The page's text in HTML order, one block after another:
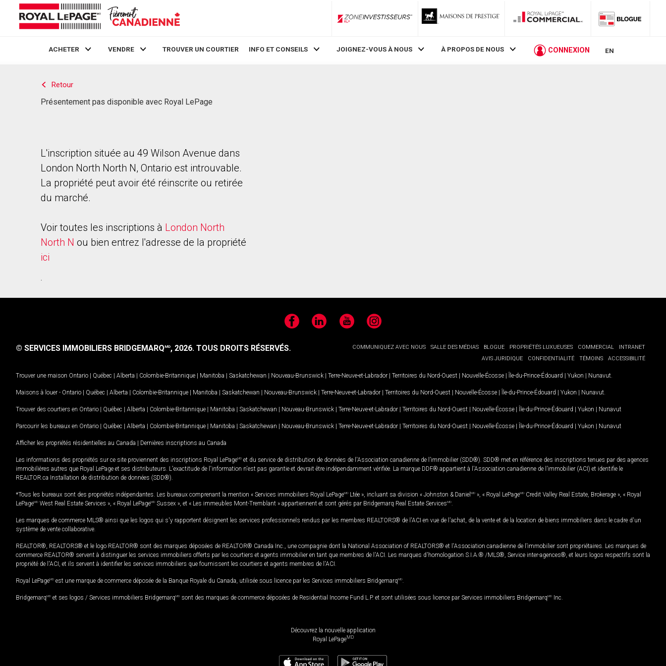
ZoneInvestisseurs RLP
ACHETER VENDRE TROUVER UN COURTIER INFO ET CONSEILS JOIGNEZ-VOUS À NOUS À PROPOS DE NOUS CONNEXION EN
Retour
Présentement pas disponible avec Royal LePage
L'inscription située au 49 Wilson Avenue dans
London North North N, Ontario est introuvable.
La propriété peut avoir été réinscrite ou retirée
du marché.
Voir toutes les inscriptions à London North
North N ou bien entrez l'adresse de la propriété
ici
.
FacebookLinkedIn YouTubeInstagram
COMMUNIQUEZ AVEC NOUS SALLE DES MÉDIAS BLOGUE PROPRIÉTÉS LUXUEUSES COMMERCIAL
INTRANET
AVIS JURIDIQUE
CONFIDENTIALITÉ TÉMOINS ACCESSIBILITÉ
© SERVICES IMMOBILIERS BRIDGEMARQMD, 2026. TOUS DROITS RÉSERVÉS.
Trouver une maison Ontario | Québec | Alberta | Colombie-Britannique | Manitoba | Saskatchewan | Nouveau-Brunswick | Terre-Neuve-et-Labrador | Territoires du Nord-Ouest | Nouvelle-Écosse | Île-du-Prince-Édouard | Yukon | Nunavut
Maisons à louer - Ontario | Québec | Alberta | Colombie-Britannique | Manitoba | Saskatchewan | Nouveau-Brunswick | Terre-Neuve-et-Labrador | Territoires du Nord-Ouest | Nouvelle-Écosse | Île-du-Prince-Édouard | Yukon | Nunavut
Trouver des courtiers en Ontario | Québec | Alberta | Colombie-Britannique | Manitoba | Saskatchewan | Nouveau-Brunswick | Terre-Neuve-et-Labrador | Territoires du Nord-Ouest | Nouvelle-Écosse | Île-du-Prince-Édouard | Yukon | Nunavut
Parcourir les bureaux en Ontario | Québec | Alberta | Colombie-Britannique | Manitoba | Saskatchewan | Nouveau-Brunswick | Terre-Neuve-et-Labrador | Territoires du Nord-Ouest | Nouvelle-Écosse | Île-du-Prince-Édouard | Yukon | Nunavut
Afficher les propriétés résidentielles au Canada | Dernières inscriptions au Canada
Les informations des propriétés sur ce site proviennent des inscriptions Royal LePageMD et du service de distribution de données de l'Association canadienne de l’immobilier (SDD®). SDD® met en référence des inscriptions tenues par des agences
immobilières autres que Royal LePage et ses distributeurs. L'exactitude de l'information n'est pas garantie et devrait être indépendamment vérifiée. La marque DDF® appartient à l'Association canadienne de l’immobilier (ACI) et identifie le
REALTOR.ca Installation de distribution de données (SDD®).
*Tous les bureaux sont des propriétés indépendantes. Les bureaux comprenant la mention « Services immobiliers Royal LePageMD Ltée », incluant sa division « Johnston & Daniel MD », « Royal LePageMD Credit Valley Real Estate, Brokerage », « Royal
LePageMD West Real Estate Services », « Royal LePageMD Sussex », et « Les immeubles Mont-Tremblant » appartiennent et sont gérés par Bridgemarq Real Estate ServicesMD
Les marques de commerce MLS® ainsi que les logos qui s'y rapportent désignent les services professionnels rendus par les membres REALTORS® de l'ACI en vue de l'achat, de la vente et de la location de biens immobiliers dans le cadre d'un
système de vente collaborative.
REALTOR®, REALTORS® et le logo REALTOR® sont des marques déposées de REALTOR® Canada Inc., une compagnie dont la National Association of REALTORS® et l'Association canadienne de l’immobilier sont propriétaires. Les marques de
commerce REALTOR® servent à distinguer les services immobiliers offerts par les courtiers et agents immobilier en tant que membres de l'ACI. Les marques d'homologation S.I.A.® /MLS®, Service inter-agences®, et leurs logos respectifs sont la
propriété de l'ACI, et ils servent à identifier les services immobiliers que fournissent les courtiers et agents membres de l'ACI.
Royal LePageMD est une marque de commerce déposée de la Banque Royale du Canada, utilisée sous licence par les Services immobiliers BridgemarqMD
BridgemarqMD et ses logos / Services immobiliers BridgemarqMD sont des marques de commerce déposées de Residential Income Fund L.P. et sont utilisées sous licence par Services immobiliers BridgemarqMD Inc.
Découvrez la nouvelle application
Royal LePageMD